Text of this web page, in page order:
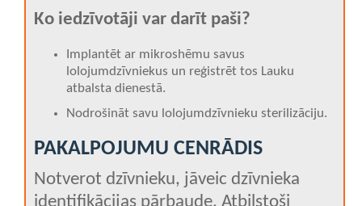
Ko iedzīvotāji var darīt paši?
Implantēt ar mikroshēmu savus
lolojumdzīvniekus un reģistrēt tos Lauku
atbalsta dienestā.
Nodrošināt savu lolojumdzīvnieku sterilizāciju.
PAKALPOJUMU CENRĀDIS
Notverot dzīvnieku, jāveic dzīvnieka